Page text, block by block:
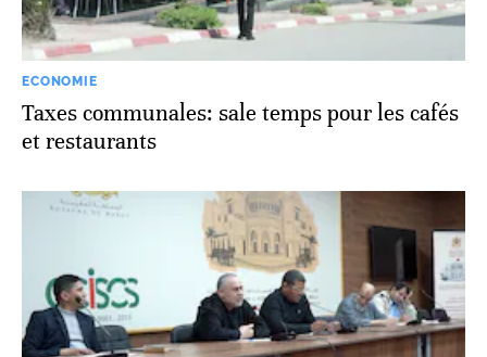
ECONOMIE
Taxes communales: sale temps pour les cafés
et restaurants